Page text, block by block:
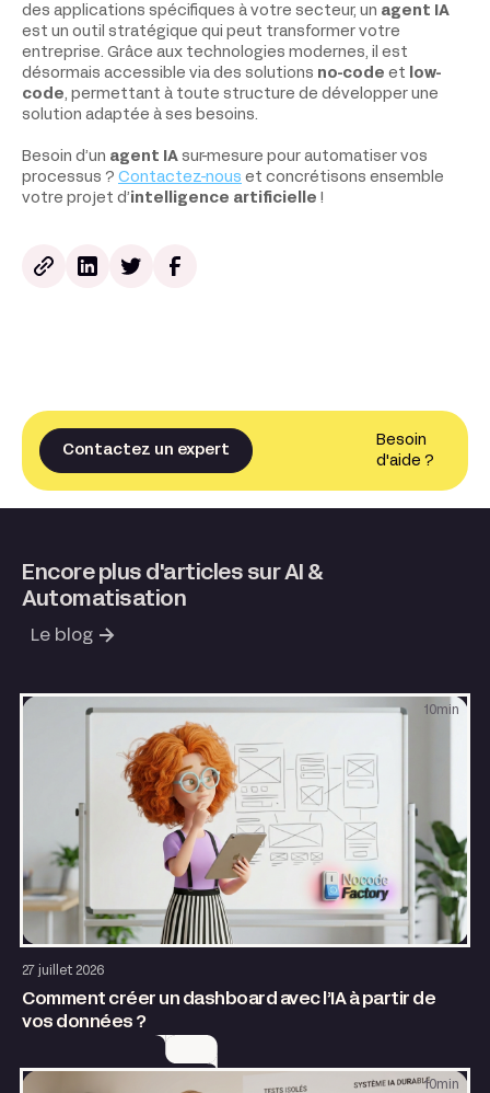
des applications spécifiques à votre secteur, un agent IA
est un outil stratégique qui peut transformer votre
entreprise. Grâce aux technologies modernes, il est
désormais accessible via des solutions no-code et
low-
code, permettant à toute structure de développer une
solution adaptée à ses besoins.
Besoin d’un agent IA sur-mesure pour automatiser vos
processus ? Contactez-nous et concrétisons ensemble
votre projet d’ intelligence artificielle !
Besoin
d'aide ?
Contactez un expert
Encore plus d'articles sur AI &
Automatisation
Le blog
27 juillet 2026
Comment créer un dashboard avec l’IA à partir de
vos données ?
10 min
10 min